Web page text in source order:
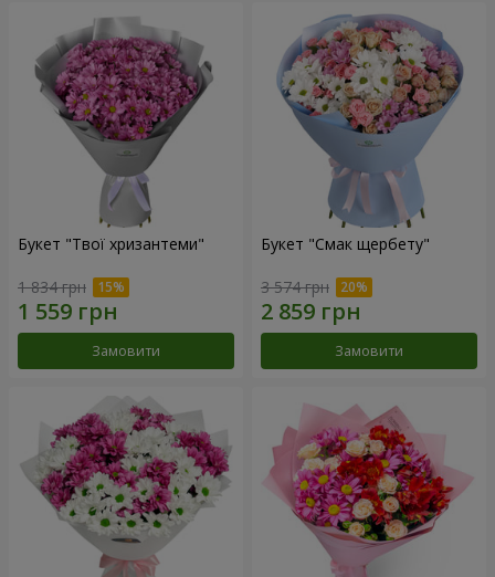
Букет "Твої хризантеми"
1 834 грн
Замовити
Букет "Смак щербету"
3 574 грн
Замовити